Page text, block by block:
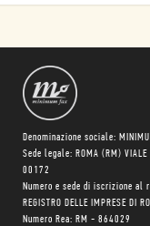
Denominazione sociale:
Sede legale: ROMA (RM) VIALE
00172
Numero e sede di iscrizione
REGISTRO DELLE IMPRESE DI
Numero Rea: RM - 864029